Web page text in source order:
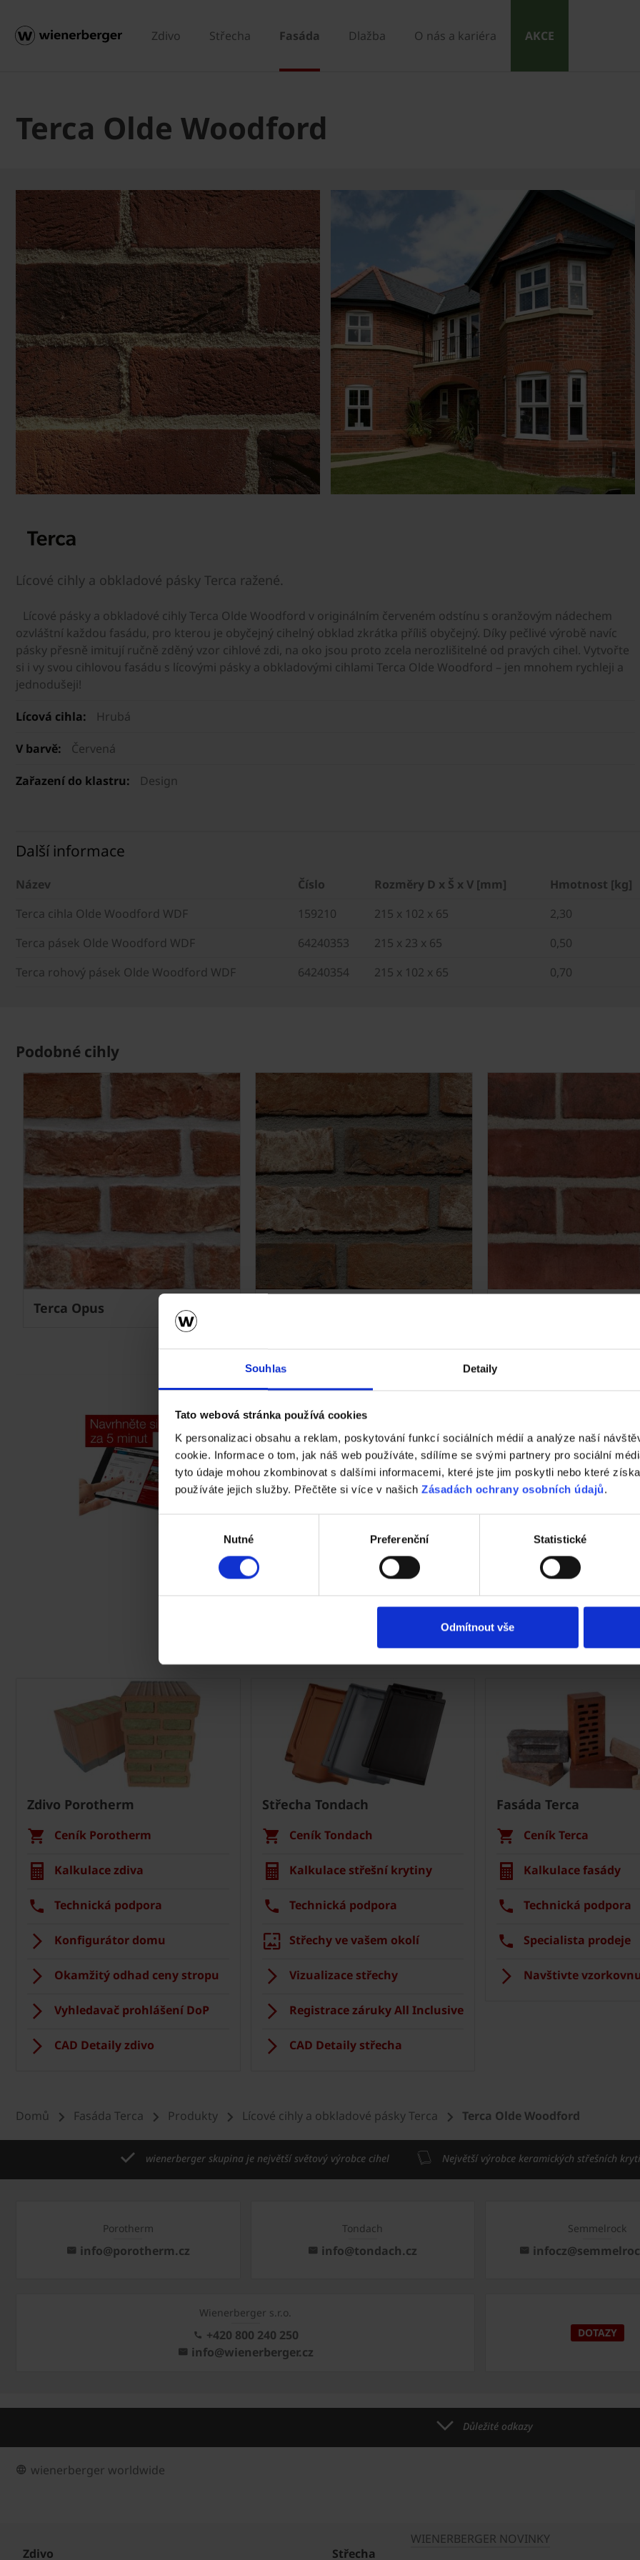
Souhlas Detaily
Tato webová stránka používá cookies
K personalizaci obsahu a reklam, poskytování funkcí sociálních médií a analýze naší
cookie. Informace o tom, jak náš web používáte, sdílíme se svými partnery pro sociální
tyto údaje mohou zkombinovat s dalšími informacemi, které jste jim poskytli nebo které
používáte jejich služby. Přečtěte si více v našich Zásadách ochrany osobních údajů.
Nutné Preferenční Statistické
Odmítnout vše
Zdivo Střecha Fasáda Dlažba O nás a kariéra AKCE
Terca Olde Woodford
Lícové cihly a obkladové pásky Terca ražené.
Lícové pásky a obkladové cihly Terca Olde Woodford v originálním červeném odstínu s oranžovým nádechem
ozvláštní každou fasádu, pro kterou je obyčejný cihelný obklad zkrátka příliš obyčejný. Díky pečlivé výrobě navíc
pásky přesně imitují ručně zděný vzor cihlové zdi, na oko jsou proto zcela nerozlišitelné od pravých cihel. Vytvořte
si i vy svou cihlovou fasádu s lícovými pásky a obkladovými cihlami Terca Olde Woodford – jen mnohem rychleji a
jednodušeji!
Lícová cihla: Hrubá
V barvě: Červená
Zařazení do klastru: Design
Další informace
Název Číslo Rozměry D x Š x V [mm]
Hmotnost [kg]
Terca cihla Olde Woodford WDF
159210 215 x 102 x 65
2,30
Terca pásek Olde Woodford WDF
64240353 215 x 23 x 65
0,50
Terca rohový pásek Olde Woodford WDF
64240354 215 x 102 x 65 0,70
Podobné cihly
Terca Opus
Vyzkoušejte ZDARMA návrh domu za 5
Cena domu v reálném čase
3D vizualizace
Komplexní nastavení
a mnohem více
ZAČÍT NOVOU KONFIGURACI
Nástroje a služby
Zdivo Porotherm
Ceník Porotherm
Kalkulace zdiva
Technická podpora
Konfigurátor domu
Okamžitý odhad ceny stropu
Vyhledavač prohlášení DoP
CAD Detaily zdivo
Střecha Tondach
Ceník Tondach
Kalkulace střešní krytiny
Technická podpora
Střechy ve vašem okolí
Vizualizace střechy
Registrace záruky All Inclusive
CAD Detaily střecha
Fasáda Terca
Ceník Terca
Kalkulace fasády
Technická podpora
Specialista prodeje
Navštivte
Domů Fasáda Terca Produkty Lícové cihly a obkladové pásky Terca Terca Olde Woodford
wienerberger skupina je největší světový výrobce cihel Největší výrobce keramických střešních
Porotherm
info@porotherm.cz
Tondach
info@tondach.cz
Semmelrock
Wienerberger s.r.o.
+420 800 240 250
info@wienerberger.cz
DOTAZY
Důležité odkazy
wienerberger worldwide
WIENERBERGER NOVINKY
Zdivo
Střecha